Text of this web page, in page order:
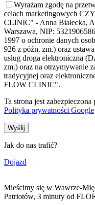
Wyrażam zgodę na
celach marketingowych
CLINIC" - Anna Białecka,
Warszawa, NIP:
1997 o ochronie danych
926 z późn. zm.) oraz
usług droga elektroniczna
zm.) oraz na otrzymywanie
tradycyjnej oraz
FLOW CLINIC".
Ta strona jest
Polityka prywatności Google
Jak do nas trafić?
Dojazd
Mieścimy się w Wawrze-
Patriotów, 3 minuty od